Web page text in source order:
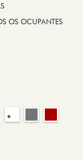
OS OCUPANTES